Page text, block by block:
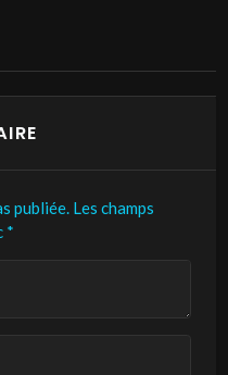
publiée. Les champs
*